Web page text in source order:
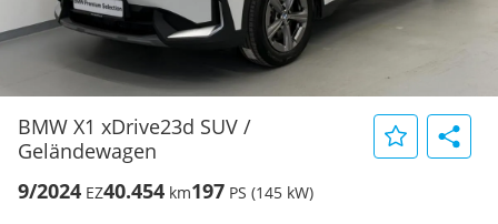
BMW X1 xDrive23d SUV /
Geländewagen
9/2024 EZ40.454 km197 PS (145 kW)